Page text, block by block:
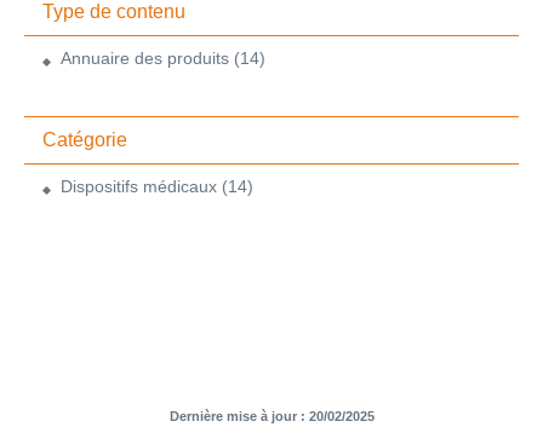
Type de contenu
Annuaire des produits (14)
Catégorie
Dispositifs médicaux (14)
Dernière mise à jour : 20/02/2025